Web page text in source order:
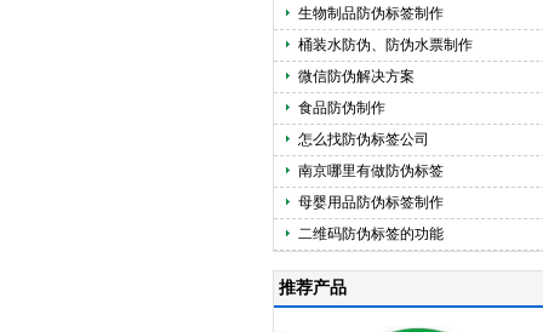
生物制品防伪标签制作
桶装水防伪、防伪水票制作
微信防伪解决方案
食品防伪制作
怎么找防伪标签公司
南京哪里有做防伪标签
母婴用品防伪标签制作
二维码防伪标签的功能
推荐产品